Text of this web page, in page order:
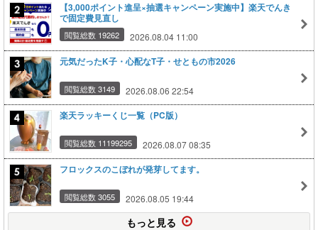
【3,000ポイント進呈×抽選キャンペーン実施中】楽天でんき
で固定費見直し
閲覧総数 19262 2026.08.04 11:00
元気だったK子・心配なT子・せともの市2026
閲覧総数 3149 2026.08.06 22:54
楽天ラッキーくじ一覧（PC版）
閲覧総数 11199295 2026.08.07 08:35
フロックスのこぼれが発芽してます。
閲覧総数 3055 2026.08.05 19:44
もっと見る